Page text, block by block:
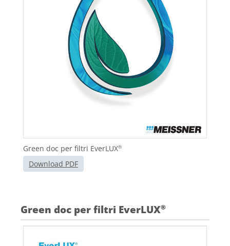
Green doc per filtri EverLUX®
Download PDF
Green doc per filtri EverLUX®